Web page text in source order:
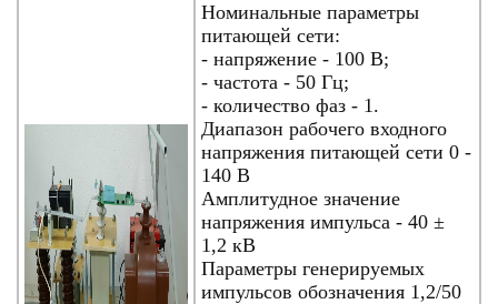
Номинальные параметры
питающей сети:
- напряжение - 100 В;
- частота - 50 Гц;
- количество фаз - 1.
Диапазон рабочего входного
напряжения питающей сети 0 -
140 В
Амплитудное значение
напряжения импульса - 40 ±
1,2 кВ
Параметры генерируемых
импульсов обозначения 1,2/50